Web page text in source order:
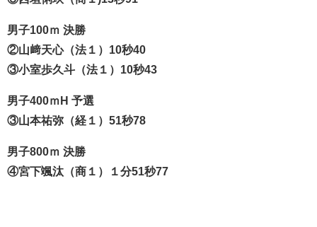
男子100ｍ 決勝
②山﨑天心（法１）10秒40
③小室歩久斗（法１）10秒43
男子400ｍH 予選
③山本祐弥（経１）51秒78
男子800ｍ 決勝
④宮下颯汰（商１）１分51秒77